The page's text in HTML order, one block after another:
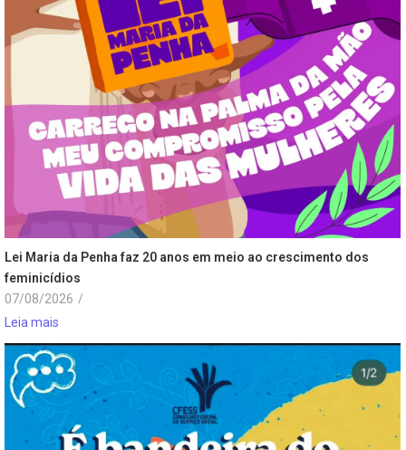
Lei Maria da Penha faz 20 anos em meio ao crescimento dos
feminicídios
07/08/2026 /
Leia mais